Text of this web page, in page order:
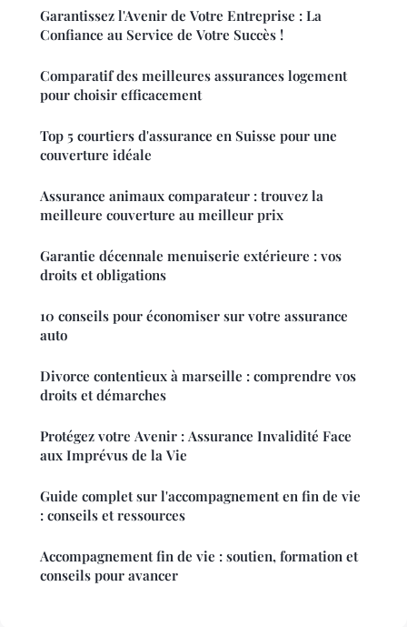
Garantissez l'Avenir de Votre Entreprise : La
Confiance au Service de Votre Succès !
Comparatif des meilleures assurances logement
pour choisir efficacement
Top 5 courtiers d'assurance en Suisse pour une
couverture idéale
Assurance animaux comparateur : trouvez la
meilleure couverture au meilleur prix
Garantie décennale menuiserie extérieure : vos
droits et obligations
10 conseils pour économiser sur votre assurance
auto
Divorce contentieux à marseille : comprendre vos
droits et démarches
Protégez votre Avenir : Assurance Invalidité Face
aux Imprévus de la Vie
Guide complet sur l'accompagnement en fin de vie
: conseils et ressources
Accompagnement fin de vie : soutien, formation et
conseils pour avancer